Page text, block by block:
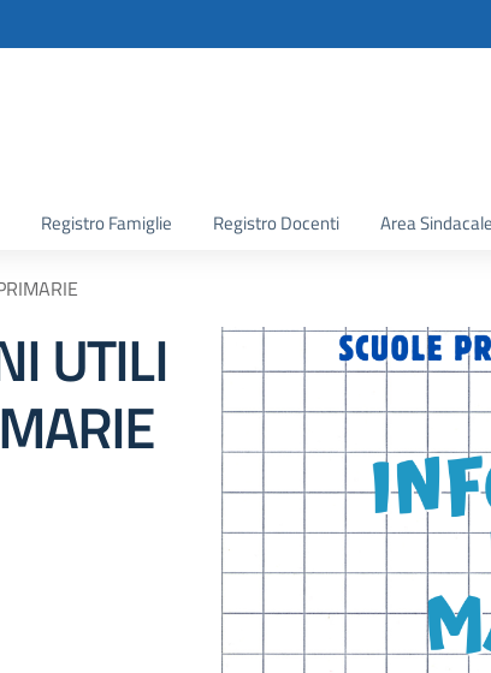
Registro Famiglie Registro Docenti Area Sindacale
UTILI